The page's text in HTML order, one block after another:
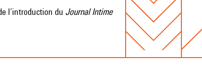
l’introduction du Journal Intime